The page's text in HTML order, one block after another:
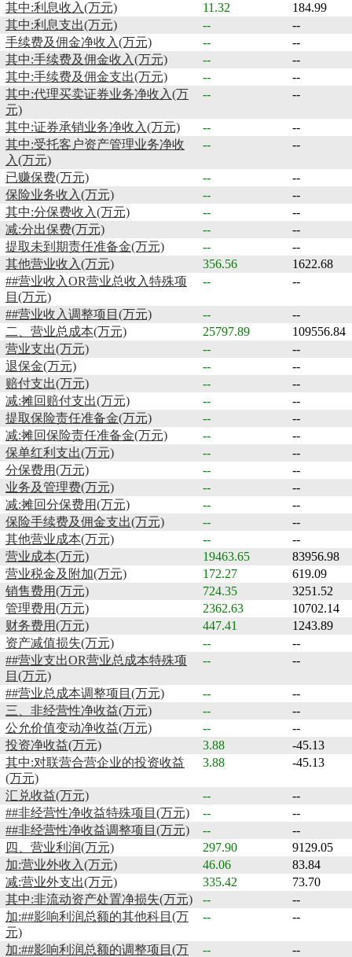
其中:利息收入(万元)
11.32
184.99
其中:利息支出(万元)
--
--
手续费及佣金净收入(万元)
--
--
其中:手续费及佣金收入(万元)
--
--
其中:手续费及佣金支出(万元)
--
--
其中:代理买卖证券业务净收入(万
元)
-- --
其中:证券承销业务净收入(万元) --
--
其中:受托客户资产管理业务净收
入(万元)
-- --
已赚保费(万元) --
--
保险业务收入(万元)
--
--
其中:分保费收入(万元)
--
--
减:分出保费(万元)
--
--
提取未到期责任准备金(万元)
--
--
其他营业收入(万元)
356.56
1622.68
##营业收入OR营业总收入特殊项
目(万元)
-- --
##营业收入调整项目(万元) --
--
二、营业总成本(万元)
25797.89
109556.84
营业支出(万元)
--
--
退保金(万元)
--
--
赔付支出(万元)
--
--
减:摊回赔付支出(万元)
--
--
提取保险责任准备金(万元)
--
--
减:摊回保险责任准备金(万元)
--
--
保单红利支出(万元)
--
--
分保费用(万元)
--
--
业务及管理费(万元)
--
--
减:摊回分保费用(万元)
--
--
保险手续费及佣金支出(万元)
--
--
其他营业成本(万元)
--
--
营业成本(万元)
19463.65
83956.98
营业税金及附加(万元)
172.27
619.09
销售费用(万元)
724.35
3251.52
管理费用(万元)
2362.63
10702.14
财务费用(万元)
447.41
1243.89
资产减值损失(万元)
--
--
##营业支出OR营业总成本特殊项
目(万元)
-- --
##营业总成本调整项目(万元) --
--
三、非经营性净收益(万元)
--
--
公允价值变动净收益(万元)
--
--
投资净收益(万元)
3.88
-45.13
其中:对联营合营企业的投资收益
(万元)
3.88 -45.13
汇兑收益(万元) --
--
##非经营性净收益特殊项目(万元)
--
--
##非经营性净收益调整项目(万元)
--
--
四、营业利润(万元)
297.90
9129.05
加:营业外收入(万元)
46.06
83.84
减:营业外支出(万元)
335.42
73.70
其中:非流动资产处置净损失(万元)
--
--
加:##影响利润总额的其他科目(万
元)
-- --
加:##影响利润总额的调整项目(万
-- --